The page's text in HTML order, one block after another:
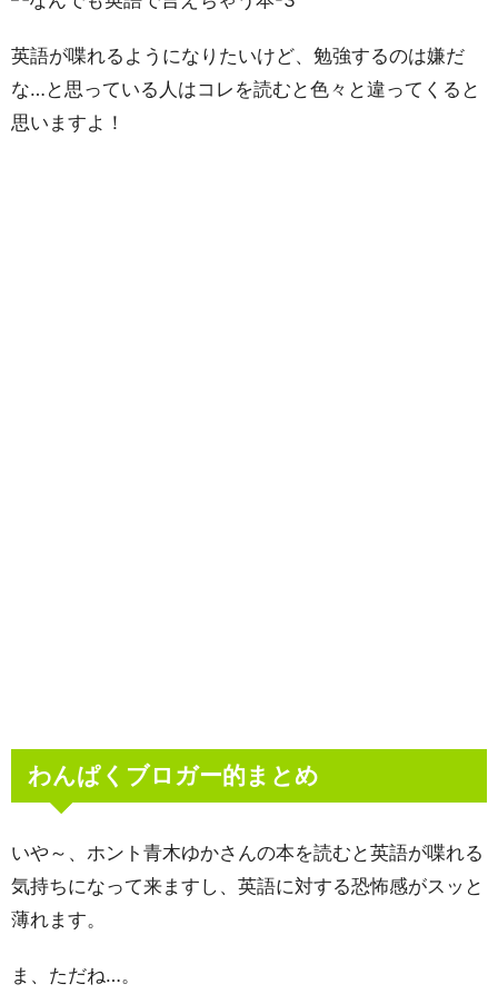
英語が喋れるようになりたいけど、勉強するのは嫌だ
な…と思っている人はコレを読むと色々と違ってくると
思いますよ！
わんぱくブロガー的まとめ
いや～、ホント青木ゆかさんの本を読むと英語が喋れる
気持ちになって来ますし、英語に対する恐怖感がスッと
薄れます。
ま、ただね…。